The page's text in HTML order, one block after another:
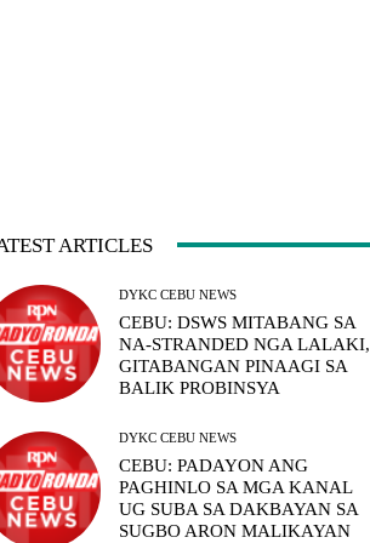
ARTICLES
DYKC CEBU NEWS
CEBU: DSWS MITABANG SA
NA-STRANDED NGA LALAKI,
GITABANGAN PINAAGI SA
BALIK PROBINSYA
DYKC CEBU NEWS
CEBU: PADAYON ANG
PAGHINLO SA MGA KANAL
UG SUBA SA DAKBAYAN SA
SUGBO ARON MALIKAYAN